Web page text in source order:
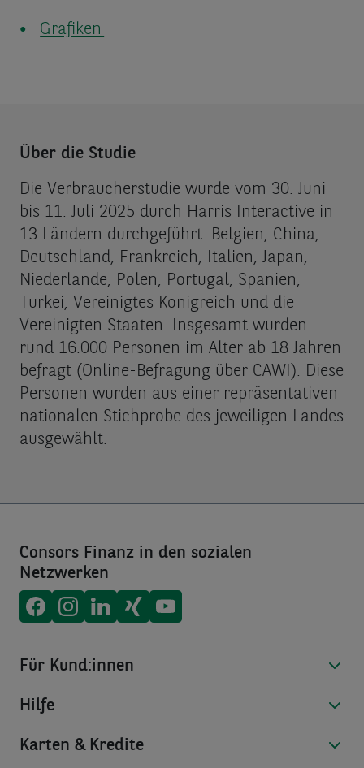
Grafiken
Über die Studie
Die Verbraucherstudie wurde vom 30. Juni
bis 11. Juli 2025 durch Harris Interactive in
13 Ländern durchgeführt: Belgien, China,
Deutschland, Frankreich, Italien, Japan,
Niederlande, Polen, Portugal, Spanien,
Türkei, Vereinigtes Königreich und die
Vereinigten Staaten. Insgesamt wurden
rund 16.000 Personen im Alter ab 18 Jahren
befragt (Online-Befragung über CAWI). Diese
Personen wurden aus einer repräsentativen
nationalen Stichprobe des jeweiligen Landes
ausgewählt.
Consors Finanz in den sozialen
Netzwerken
Consors Finanz aufFacebook
Consors Finanz auf
Consors Finanz auf
Consors Finanz auf
Consors Finanz auf
Für Kund:innen
Hilfe
Karten & Kredite